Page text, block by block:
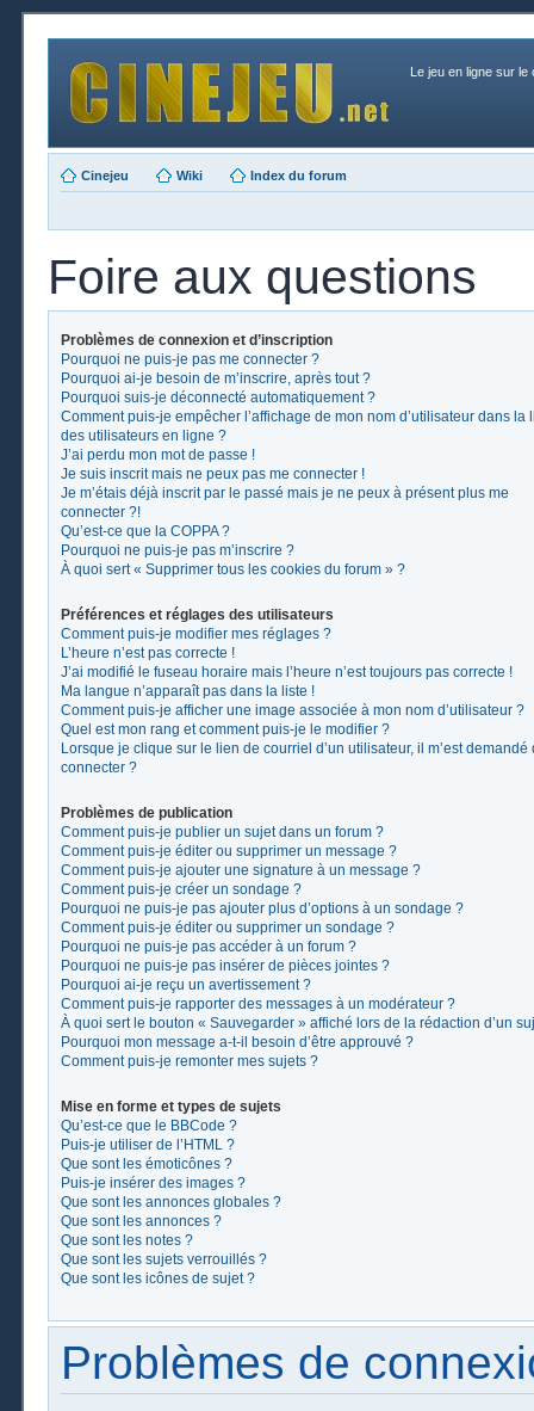
Le jeu en ligne sur le
Cinejeu Wiki Index du forum
Foire aux questions
Problèmes de connexion et d’inscription
Pourquoi ne puis-je pas me connecter ?
Pourquoi ai-je besoin de m’inscrire, après tout ?
Pourquoi suis-je déconnecté automatiquement ?
Comment puis-je empêcher l’affichage de mon nom d’utilisateur dans la
des utilisateurs en ligne ?
J’ai perdu mon mot de passe !
Je suis inscrit mais ne peux pas me connecter !
Je m’étais déjà inscrit par le passé mais je ne peux à présent plus me
connecter ?!
Qu’est-ce que la COPPA ?
Pourquoi ne puis-je pas m’inscrire ?
À quoi sert « Supprimer tous les cookies du forum » ?
Préférences et réglages des utilisateurs
Comment puis-je modifier mes réglages ?
L’heure n’est pas correcte !
J’ai modifié le fuseau horaire mais l’heure n’est toujours pas correcte !
Ma langue n’apparaît pas dans la liste !
Comment puis-je afficher une image associée à mon nom d’utilisateur ?
Quel est mon rang et comment puis-je le modifier ?
Lorsque je clique sur le lien de courriel d’un utilisateur, il m’est demandé
connecter ?
Problèmes de publication
Comment puis-je publier un sujet dans un forum ?
Comment puis-je éditer ou supprimer un message ?
Comment puis-je ajouter une signature à un message ?
Comment puis-je créer un sondage ?
Pourquoi ne puis-je pas ajouter plus d’options à un sondage ?
Comment puis-je éditer ou supprimer un sondage ?
Pourquoi ne puis-je pas accéder à un forum ?
Pourquoi ne puis-je pas insérer de pièces jointes ?
Pourquoi ai-je reçu un avertissement ?
Comment puis-je rapporter des messages à un modérateur ?
À quoi sert le bouton « Sauvegarder » affiché lors de la rédaction d’un
Pourquoi mon message a-t-il besoin d’être approuvé ?
Comment puis-je remonter mes sujets ?
Mise en forme et types de sujets
Qu’est-ce que le BBCode ?
Puis-je utiliser de l’HTML ?
Que sont les émoticônes ?
Puis-je insérer des images ?
Que sont les annonces globales ?
Que sont les annonces ?
Que sont les notes ?
Que sont les sujets verrouillés ?
Que sont les icônes de sujet ?
Problèmes de